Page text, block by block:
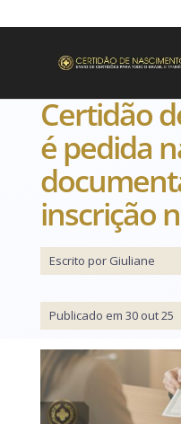
Certidão
é pedida
inscrição
Escrito por Giuliane
Publicado em 30 out 25